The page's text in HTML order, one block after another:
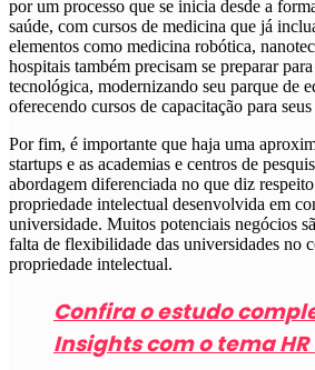
por um processo que se inicia desde a
saúde, com cursos de medicina que já
elementos como medicina robótica,
hospitais também precisam se preparar
tecnológica, modernizando seu parque de
oferecendo cursos de capacitação para
Por fim, é importante que haja uma
startups e as academias e centros de
abordagem diferenciada no que diz
propriedade intelectual desenvolvida em
universidade. Muitos potenciais negócios
falta de flexibilidade das universidades no
propriedade intelectual.
Confira o estudo
Insights com o tema HR